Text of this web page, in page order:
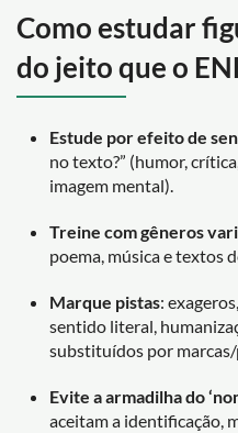
Como estudar
do jeito que o
Estude por efeito de
no texto?” (humor,
imagem mental).
Treine com gêneros
poema, música e textos
Marque pistas:
sentido literal,
substituídos por
Evite a armadilha do
aceitam a identificação,